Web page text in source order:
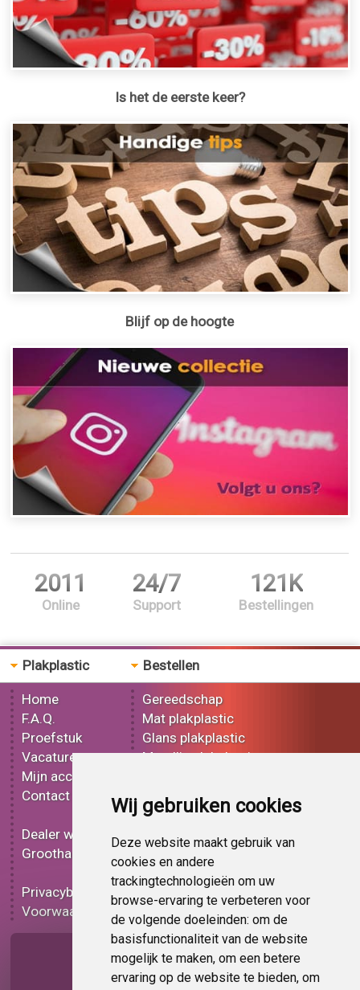
Wij gebruiken cookies
Deze website maakt gebruik van
cookies en andere
trackingtechnologieën om uw
browse-ervaring te verbeteren voor
de volgende doeleinden: om de
basisfunctionaliteit van de website
mogelijk te maken, om een betere
ervaring op de website te bieden, om
Is het de eerste keer?
Blijf op de hoogte
2011
Online
24/7
Support
121K
Bestellingen
Plakplastic
Home
F.A.Q.
Proefstuk
Vacatures
Mijn account
Contact
Dealer worden
Groothandel
Privacybeleid
Voorwaarden
Bestellen
Gereedschap
Mat plakplastic
Glans plakplastic
Metallic plakplastic
Effect plakplastic
Bedrukt plakplastic
Carbon plakplastic
Lampen folie
Functionele folie
Plakplastic korting
Op bestelling
Pagina delen